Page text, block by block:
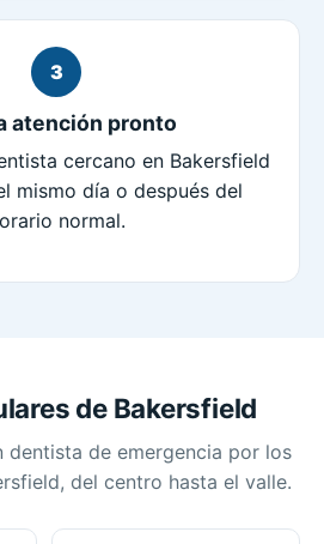
3
atención pronto
cercano en Bakersfield
mismo día o después del
normal.
de Bakersfield
dentista de emergencia por los
del centro hasta el valle.